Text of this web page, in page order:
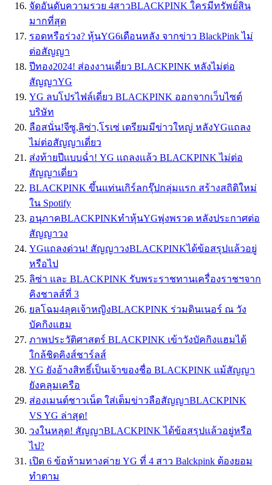
จัดอันดับความรวย 4สาวBLACKPINK ใครมีทรัพย์สิน
มากที่สุด
รอดหรือร่วง? หุ้นYG6เดือนหลัง จากข่าว BlackPink ไม่
ต่อสัญญา
ปีทอง2024! ส่องงานเดี่ยว BLACKPINK หลังไม่ต่อ
สัญญาYG
YG ลบโปรไฟล์เดี่ยว BLACKPINK ออกจากเว็บไซต์
บริษัท
ลือสนั่น!จีซู,ลิซ่า,โรเซ่ เตรียมมีข่าวใหญ่ หลังYGแถลง
ไม่ต่อสัญญาเดี่ยว
ส่งท้ายปีเเบบฉ่ำ! YG เเถลงเเล้ว BLACKPINK ไม่ต่อ
สัญญาเดี่ยว
BLACKPINK ขึ้นแท่นเกิร์ลกรุ๊ปกลุ่มแรก สร้างสถิติใหม่
ใน Spotify
อนุภาคBLACKPINKทำหุ้นYGพุ่งพรวด หลังประกาศต่อ
สัญญาวง
YGแถลงด่วน! สัญญาวงBLACKPINKได้ข้อสรุปแล้วอยู่
หรือไป
ลิซ่า และ BLACKPINK รับพระราชทานเครื่องราชฯจาก
คิงชาลส์ที่ 3
ยลโฉม4ลุคเจ้าหญิงBLACKPINK ร่วมดินเนอร์ ณ วัง
บัคกิงแฮม
ภาพประวัติศาสตร์ BLACKPINK เข้าวังบัคกิงแฮมได้
ใกล้ชิดคิงส์ชาร์ลส์
YG ยังอ้างสิทธิ์เป็นเจ้าของชื่อ BLACKPINK แม้สัญญา
ยังคลุมเครือ
ส่องเมนต์ชาวเน็ต ใส่เต็มข่าวลือสัญญาBLACKPINK
VS YG ล่าสุด!
วงในหลุด! สัญญาBLACKPINK ได้ข้อสรุปแล้วอยู่หรือ
ไป?
เปิด 6 ข้อห้ามทางค่าย YG ที่ 4 สาว Balckpink ต้องยอม
ทำตาม